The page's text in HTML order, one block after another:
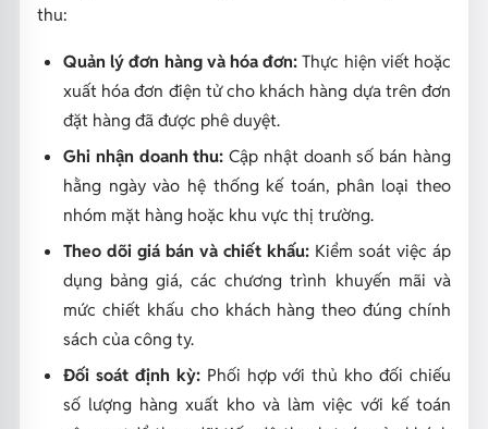
thu:
Quản lý đơn hàng và hóa đơn: Thực hiện viết hoặc
xuất hóa đơn điện tử cho khách hàng dựa trên đơn
đặt hàng đã được phê duyệt.
Ghi nhận doanh thu: Cập nhật doanh số bán hàng
hằng ngày vào hệ thống kế toán, phân loại theo
nhóm mặt hàng hoặc khu vực thị trường.
Theo dõi giá bán và chiết khấu: Kiểm soát việc áp
dụng bảng giá, các chương trình khuyến mãi và
mức chiết khấu cho khách hàng theo đúng chính
sách của công ty.
Đối soát định kỳ:Phối hợp với thủ kho đối chiếu
số lượng hàng xuất kho và làm việc với kế toán